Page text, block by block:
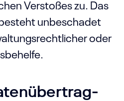
Verstoßes zu. Das
unbeschadet
oder